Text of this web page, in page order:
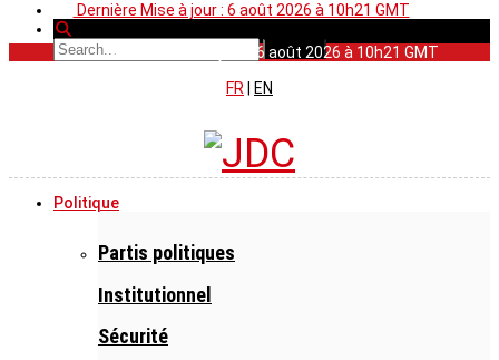
Dernière Mise à jour : 6 août 2026 à 10h21 GMT
Dernière Mise à jour : 6 août 2026 à 10h21 GMT
FR
EN
Politique
Partis politiques
Institutionnel
Sécurité